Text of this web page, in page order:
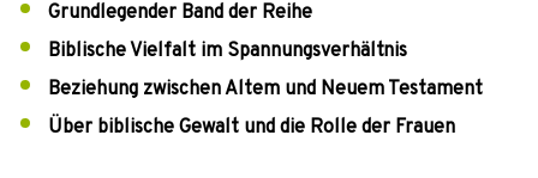
Grundlegender Band der Reihe
Biblische Vielfalt im Spannungsverhältnis
Beziehung zwischen Altem und Neuem Testament
Über biblische Gewalt und die Rolle der Frauen